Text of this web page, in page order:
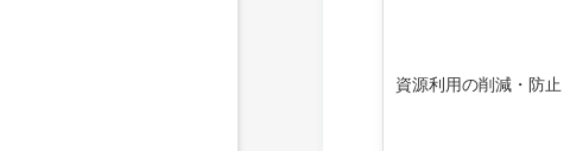
資源利用の削減・防止